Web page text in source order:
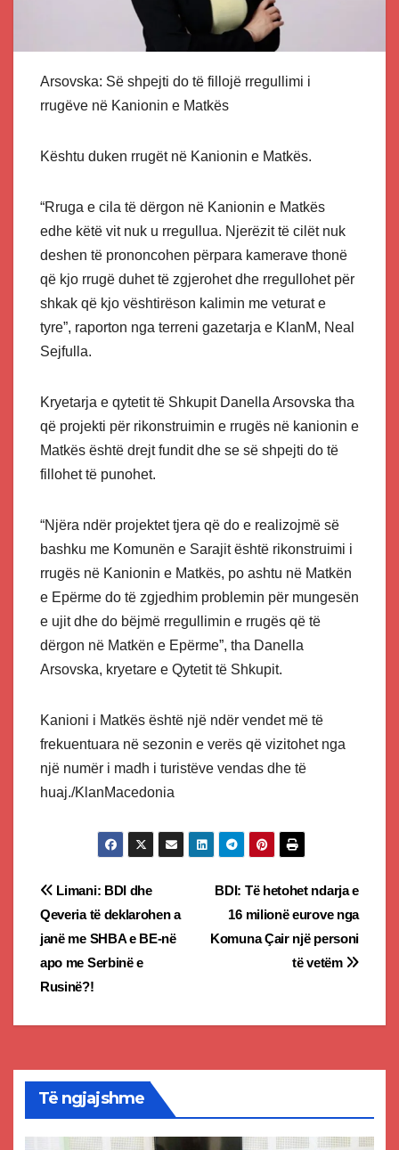
Arsovska: Së shpejti do të fillojë rregullimi i
rrugëve në Kanionin e Matkës
Kështu duken rrugët në Kanionin e Matkës.
“Rruga e cila të dërgon në Kanionin e Matkës
edhe këtë vit nuk u rregullua. Njerëzit të cilët nuk
deshen të prononcohen përpara kamerave thonë
që kjo rrugë duhet të zgjerohet dhe rregullohet për
shkak që kjo vështirëson kalimin me veturat e
tyre”, raporton nga terreni gazetarja e KlanM, Neal
Sejfulla.
Kryetarja e qytetit të Shkupit Danella Arsovska tha
që projekti për rikonstruimin e rrugës në kanionin e
Matkës është drejt fundit dhe se së shpejti do të
fillohet të punohet.
“Njëra ndër projektet tjera që do e realizojmë së
bashku me Komunën e Sarajit është rikonstruimi i
rrugës në Kanionin e Matkës, po ashtu në Matkën
e Epërme do të zgjedhim problemin për mungesën
e ujit dhe do bëjmë rregullimin e rrugës që të
dërgon në Matkën e Epërme”, tha Danella
Arsovska, kryetare e Qytetit të Shkupit.
Kanioni i Matkës është një ndër vendet më të
frekuentuara në sezonin e verës që vizitohet nga
një numër i madh i turistëve vendas dhe të
huaj./KlanMacedonia
Post
navigation
BDI: Të hetohet ndarja e
16 milionë eurove nga
Komuna Çair një personi
të vetëm
Limani: BDI dhe
Qeveria të deklarohen a
janë me SHBA e BE-në
apo me Serbinë e
Rusinë?!
Të ngjajshme